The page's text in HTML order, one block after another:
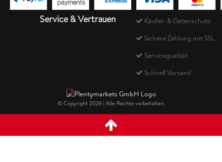
Service & Vertrauen
Käufer- & Datenschutz
Sichere Zahlung mit SSL
Servicequalität
Schnell Versand
© Copyright 2026 | Alle Rechte vorbehalten.